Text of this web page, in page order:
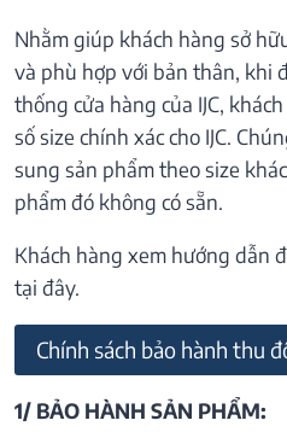
Nhằm giúp khách hàng sở
và phù hợp với bản thân, khi
thống cửa hàng của IJC,
số size chính xác cho IJC.
sung sản phẩm theo size
phẩm đó không có sẵn.
Khách hàng xem hướng dẫn
tại đây.
Chính sách bảo hành thu
1/ BẢO HÀNH SẢN PHẨM: